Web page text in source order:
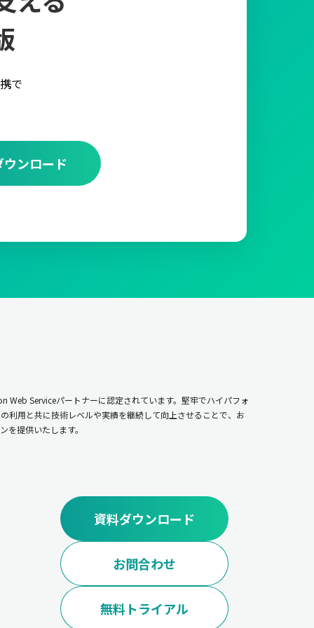
で
ウンロード
Web Serviceパートナーに認定されています。堅牢でハイパフォ
利用と共に技術レベルや実績を継続して向上させることで、お
を提供いたします。
資料ダウンロード
お問合わせ
無料トライアル